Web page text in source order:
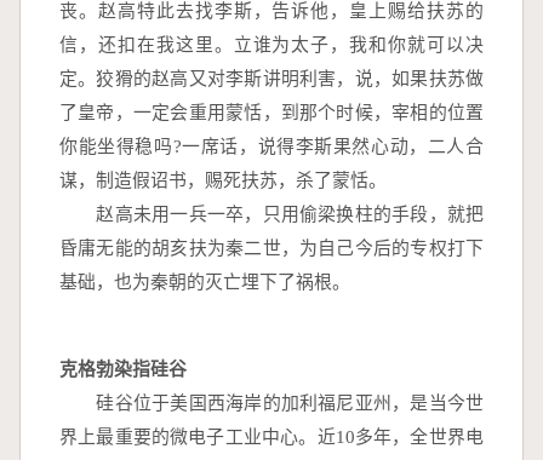
丧。赵高特此去找李斯，告诉他，皇上赐给扶苏的
信，还扣在我这里。立谁为太子，我和你就可以决
定。狡猾的赵高又对李斯讲明利害，说，如果扶苏做
了皇帝，一定会重用蒙恬，到那个时候，宰相的位置
你能坐得稳吗?一席话，说得李斯果然心动，二人合
谋，制造假诏书，赐死扶苏，杀了蒙恬。
赵高未用一兵一卒，只用偷梁换柱的手段，就把
昏庸无能的胡亥扶为秦二世，为自己今后的专权打下
基础，也为秦朝的灭亡埋下了祸根。
克格勃染指硅谷
硅谷位于美国西海岸的加利福尼亚州，是当今世
界上最重要的微电子工业中心。近10多年，全世界电